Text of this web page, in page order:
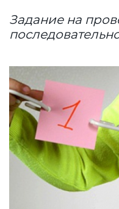
Задание на